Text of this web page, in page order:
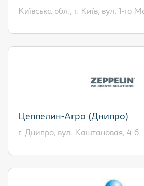
Київська обл., г. Київ, вул. 1-го
Цеппелин-Агро (Днипро)
г. Днипро, вул. Каштановая, 4-б